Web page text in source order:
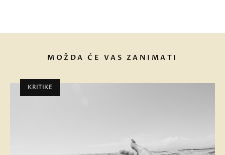
MOŽDA ĆE VAS ZANIMATI
KRITIKE